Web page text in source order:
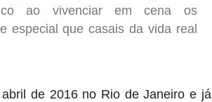
ao vivenciar em cena os
especial que casais da vida real
de 2016 no Rio de Janeiro e já